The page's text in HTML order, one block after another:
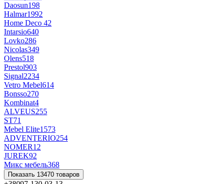
Daosun198
Halmar1992
Home Deco 42
Intarsio640
Lovko286
Nicolas349
Olens518
Prestol903
Signal2234
Vetro Mebel614
Bonsso270
Kombinat4
ALVEUS255
ST71
Mebel Elite1573
ADVENTERIO254
NOMER1 2
JUREK92
Микс мебель368
Показать 13470 товаров